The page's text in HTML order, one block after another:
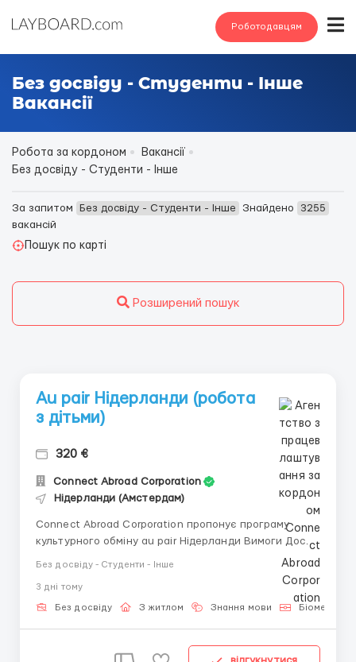
Роботодавцям
Без досвіду - Студенти - Інше
Вакансії
Робота за кордоном
Вакансії
Без досвіду - Студенти - Інше
За запитом Без досвіду - Студенти - Інше Знайдено
3255
вакансій
Пошук по карті
Розширений пошук
Au pair Нідерланди (робота
з дітьми)
320 €
Connect Abroad Corporation
Нідерланди (Амстердам)
Connect Abroad Corporation пропонує програму
культурного обміну au pair Нідерланди Вимоги Досвід
приймаючої родині. Стати на якийсь час старшою
сестрою. Легкі обов'язки по дому. Умови...
Без досвіду - Студенти - Інше
3 днi тому
Без досвіду З житлом Знання мови